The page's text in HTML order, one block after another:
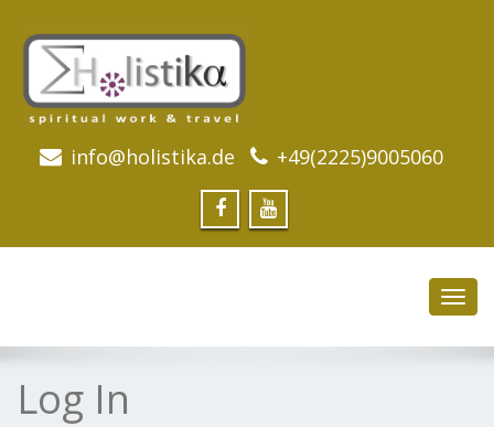
info@holistika.de +49(2225)9005060
Log In